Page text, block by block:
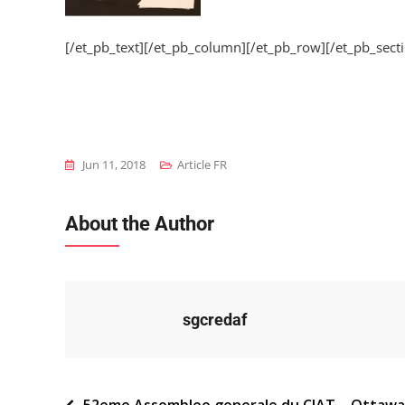
[/et_pb_text][/et_pb_column][/et_pb_row][/
Jun 11, 2018 Article FR
About the Author
sgcredaf